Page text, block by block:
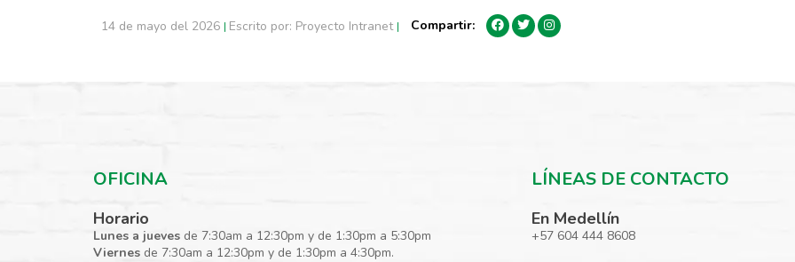
14 de mayo del 2026 | Escrito por: Proyecto Intranet | Compartir:
OFICINA
Horario
Lunes a jueves de 7:30am a 12:30pm y de 1:30pm a 5:30pm
Viernes de 7:30am a 12:30pm y de 1:30pm a 4:30pm.
LÍNEAS DE CONTACTO
En Medellín
+57 604 444 8608